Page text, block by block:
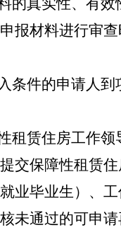
的真实性、有
报材料进行审
条件的申请人到
租赁住房工作
交保障性租赁
业毕业生 ）、
未通过的可申